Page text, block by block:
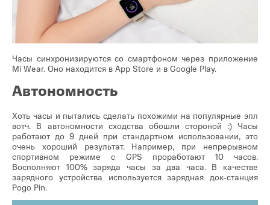
Часы синхронизируются со смартфоном через приложение
Mi Wear. Оно находится в App Store и в Google Play.
Автономность
Хоть часы и пытались сделать похожими на популярные эпл
вотч. В автономности сходства обошли стороной :) Часы
работают до 9 дней при стандартном использовании, это
очень хороший результат. Например, при непрерывном
спортивном режиме с GPS проработают 10 часов.
Восполняют 100% заряда часы за два часа. В качестве
зарядного устройства используется зарядная док-станция
Pogo Pin.